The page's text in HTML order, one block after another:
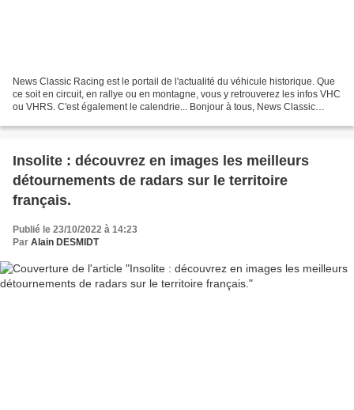
News Classic Racing est le portail de l'actualité du véhicule historique. Que
ce soit en circuit, en rallye ou en montagne, vous y retrouverez les infos VHC
ou VHRS. C'est également le calendrie... Bonjour à tous, News Classic
Insolite : découvrez en images les meilleurs
détournements de radars sur le territoire
français.
Publié le 23/10/2022 à 14:23
Par Alain DESMIDT